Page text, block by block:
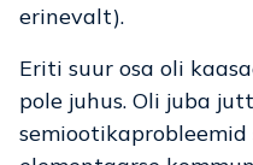
erinevalt).
Eriti suur osa oli
pole juhus. Oli juba